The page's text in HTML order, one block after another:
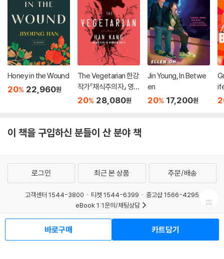
Honey in the Wound
20% 22,960원
The Vegetarian 한강
작가『채식주의자』 영문
판 (미국판)
20% 28,080원
Jin Young, In Betwe
en
20% 17,200원
이 책을 구입하신 분들이 산 분야 책
바로구매 카트담기
로그인 최근 본 상품 주문/배송
고객센터 1544-3800 티켓 1544-6399
중고샵 1566-4295
eBook 1:1문의/채팅상담
예스이십사(주) 사업자 정보
이용약관
청소년보호정책